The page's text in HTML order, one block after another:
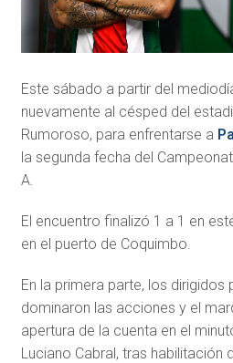
Este sábado a partir del
nuevamente al césped del
Rumoroso, para enfrentarse a
la segunda fecha del
A.
El encuentro finalizó 1 a 1 en
en el puerto de Coquimbo.
En la primera parte, los dirigidos
dominaron las acciones y el
apertura de la cuenta en el
Luciano Cabral, tras habilitación